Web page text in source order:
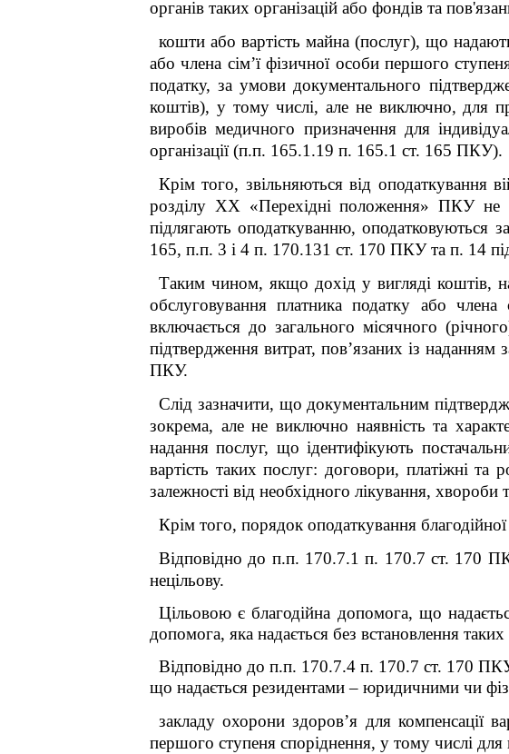
органів таких організацій або фондів та
кошти або вартість майна (послуг), що
або члена сім’ї фізичної особи першого
податку, за умови документального
коштів), у тому числі, але не виключно, для
виробів медичного призначення для
організації (п.п. 165.1.19 п. 165.1 ст. 165 ПКУ).
Крім того, звільняються від оподаткування
розділу XX «Перехідні положення» ПКУ не
підлягають оподаткуванню, оподатковуються
165, п.п. 3 і 4 п. 170.131 ст. 170 ПКУ та п. 14
Таким чином, якщо дохід у вигляді коштів,
обслуговування платника податку або
включається до загального місячного
підтвердження витрат, пов’язаних із
ПКУ.
Слід зазначити, що документальним
зокрема, але не виключно наявність та
надання послуг, що ідентифікують
вартість таких послуг: договори, платіжні та
залежності від необхідного лікування, хвороби
Крім того, порядок оподаткування
Відповідно до п.п. 170.7.1 п. 170.7 ст. 170
нецільову.
Цільовою є благодійна допомога, що
допомога, яка надається без встановлення
Відповідно до п.п. 170.7.4 п. 170.7 ст. 170 ПКУ
що надається резидентами – юридичними чи
закладу охорони здоров’я для компенсації
першого ступеня споріднення, у тому числі